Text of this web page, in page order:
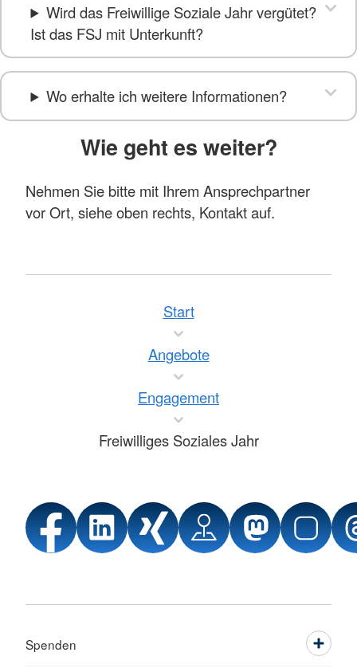
Wird das Freiwillige Soziale Jahr vergütet?
Ist das FSJ mit Unterkunft?
Wo erhalte ich weitere Informationen?
Wie geht es weiter?
Nehmen Sie bitte mit Ihrem Ansprechpartner
vor Ort, siehe oben rechts, Kontakt auf.
Start
Angebote
Engagement
Freiwilliges Soziales Jahr
Spenden